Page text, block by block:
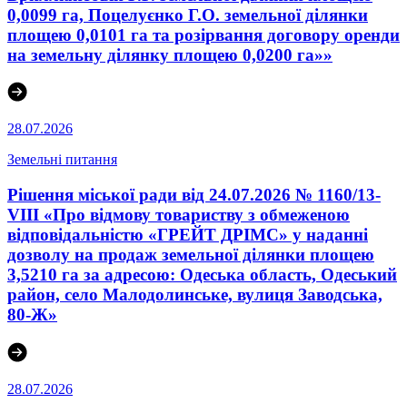
0,0099 га, Поцелуєнко Г.О. земельної ділянки
площею 0,0101 га та розірвання договору оренди
на земельну ділянку площею 0,0200 га»»
28.07.2026
Земельні питання
Рішення міської ради від 24.07.2026 № 1160/13-
VIII «Про відмову товариству з обмеженою
відповідальністю «ГРЕЙТ ДРІМС» у наданні
дозволу на продаж земельної ділянки площею
3,5210 га за адресою: Одеська область, Одеський
район, село Малодолинське, вулиця Заводська,
80-Ж»
28.07.2026